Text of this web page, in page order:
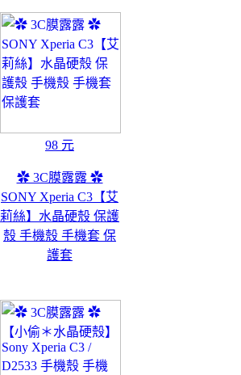
98 元
✿ 3C膜露露 ✿
SONY Xperia C3【艾
莉絲】水晶硬殼 保護
殼 手機殼 手機套 保
護套